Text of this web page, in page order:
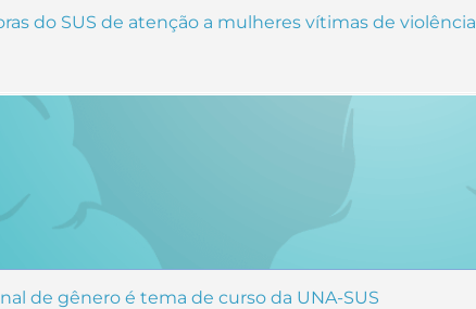
do SUS de atenção a mulheres vítimas de violência
de gênero é tema de curso da UNA-SUS